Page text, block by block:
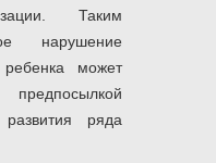
Таким
нарушение
ребенка может
развития ряда